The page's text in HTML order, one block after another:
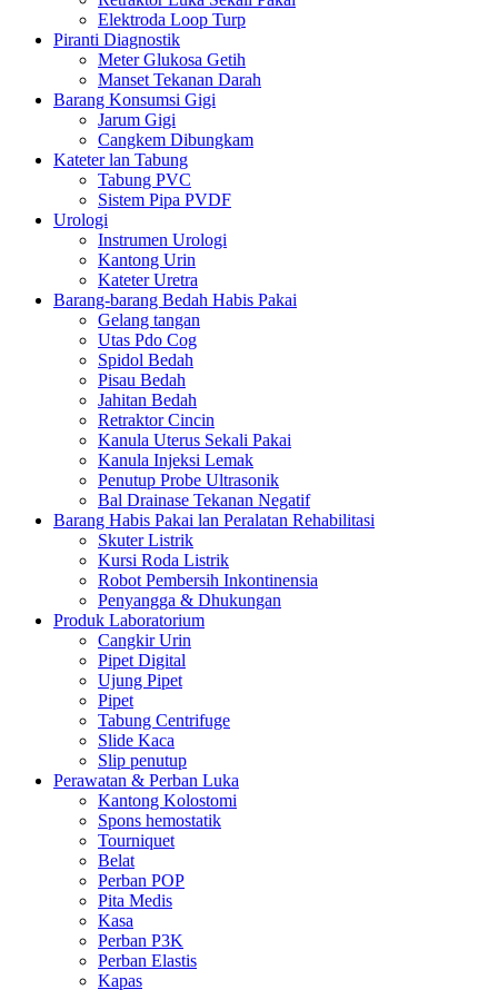
Elektroda Loop Turp
Piranti Diagnostik
Meter Glukosa Getih
Manset Tekanan Darah
Barang Konsumsi Gigi
Jarum Gigi
Cangkem Dibungkam
Kateter lan Tabung
Tabung PVC
Sistem Pipa PVDF
Urologi
Instrumen Urologi
Kantong Urin
Kateter Uretra
Barang-barang Bedah Habis Pakai
Gelang tangan
Utas Pdo Cog
Spidol Bedah
Pisau Bedah
Jahitan Bedah
Retraktor Cincin
Kanula Uterus Sekali Pakai
Kanula Injeksi Lemak
Penutup Probe Ultrasonik
Bal Drainase Tekanan Negatif
Barang Habis Pakai lan Peralatan Rehabilitasi
Skuter Listrik
Kursi Roda Listrik
Robot Pembersih Inkontinensia
Penyangga & Dhukungan
Produk Laboratorium
Cangkir Urin
Pipet Digital
Ujung Pipet
Pipet
Tabung Centrifuge
Slide Kaca
Slip penutup
Perawatan & Perban Luka
Kantong Kolostomi
Spons hemostatik
Tourniquet
Belat
Perban POP
Pita Medis
Kasa
Perban P3K
Perban Elastis
Kapas